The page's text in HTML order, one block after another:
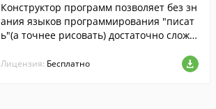
Конструктор программ позволяет без зн
ания языков программирования "писат
ь"(а точнее рисовать) достаточно сложн
Лицензия: Бесплатно